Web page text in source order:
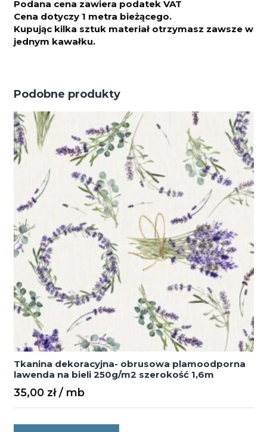
Podana cena zawiera podatek VAT
Cena dotyczy 1 metra bieżącego.
Kupując kilka sztuk materiał otrzymasz zawsze w
jednym kawałku.
Podobne produkty
Tkanina dekoracyjna- obrusowa plamoodporna
lawenda na bieli 250g/m2 szerokość 1,6m
35,00 zł